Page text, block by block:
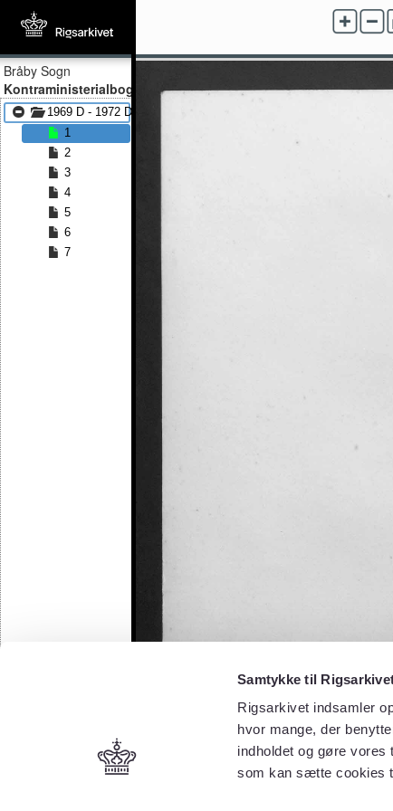
Samtykke til
Rigsarkivet indsamler
hvor mange, der
indholdet og gøre vores
som kan sætte cookies
Bråby Sogn
Kontraministerialbog
1969 D - 1972 D
1
2
3
4
5
6
7